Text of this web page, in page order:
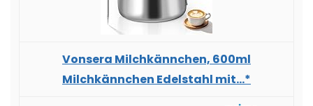
Vonsera Milchkännchen, 600ml
Milchkännchen Edelstahl mit...*